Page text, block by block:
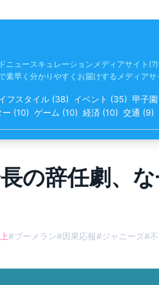
ニュースキュレーションメディアサイト(?)
素早く分かりやすくお届けするメディアサ
フスタイル (38) イベント (35) 甲子園
ー (10) ゲーム (10) 経済 (10) 交通 (9)
の辞任劇、
#ブーメラン#因果応報#ジャニーズ#